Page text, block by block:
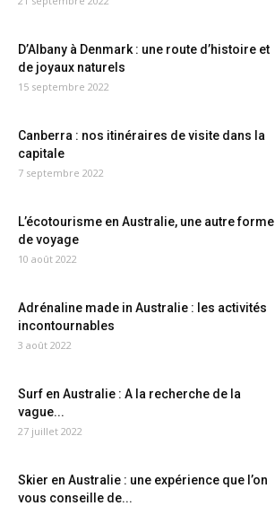
D’Albany à Denmark : une route d’histoire et
de joyaux naturels
15 septembre 2022
Canberra : nos itinéraires de visite dans la
capitale
7 septembre 2022
L’écotourisme en Australie, une autre forme
de voyage
10 août 2022
Adrénaline made in Australie : les activités
incontournables
3 août 2022
Surf en Australie : A la recherche de la
vague...
27 juillet 2022
Skier en Australie : une expérience que l’on
vous conseille de...